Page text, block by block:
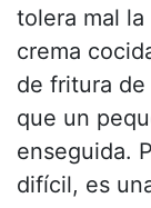
tolera mal
crema
de fritura
que un
enseguida.
difícil, es